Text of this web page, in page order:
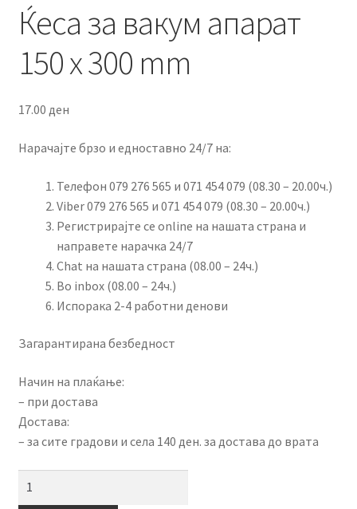
Ќеса за вакум апарат
150 x 300 mm
17.00 ден
Нарачајте брзо и едноставно 24/7 на:
Телефон 079 276 565 и 071 454 079 (08.30 – 20.00ч.)
Viber 079 276 565 и 071 454 079 (08.30 – 20.00ч.)
Регистрирајте се online на нашата страна и
направете нарачка 24/7
Chat на нашата страна (08.00 – 24ч.)
Во inbox (08.00 – 24ч.)
Испорака 2-4 работни денови
Загарантирана безбедност
Начин на плаќање:
– при достава
Достава:
– за сите градови и села 140 ден. за достава до врата